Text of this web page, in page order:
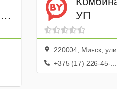
УП
220004, Минск,
+375 (17) 226-45-...